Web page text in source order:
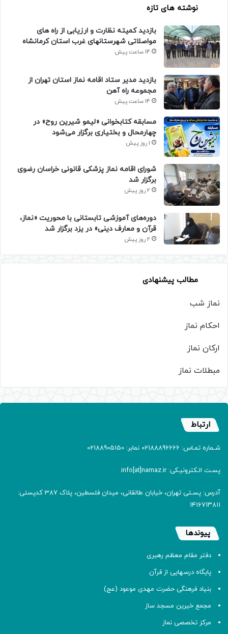
نوشته های تازه
بازدید کمیته نظارت و ارزیابی از راه های
مواصلاتی شهرستانهای غرب استان کرمانشاه
14 ساعت پیش
بازدید مدیر ستاد اقامه نماز استان تهران از
مجموعه راه آهن
14 ساعت پیش
مسابقه کتابخوانی «لیمو شیرین روح» در
چهارمحال و بختیاری برگزار می‌شود
1 روز پیش
شورای اقامه نماز پزشکی قانونی خراسان رضوی
برگزار شد
2 روز پیش
دوره‌های آموزشی تابستانی با محوریت «نماز،
قرآن و معارف دینی» در یزد برگزار شد
2 روز پیش
مطالب پیشنهادی
نماز شب
احکام نماز
ارکان نماز
مبطلات نماز
ارتباط
شـماره تمـاس: 02188896666 نمابر: 02188905150
پسـت الـکترونیـکی: info[at]namaz.ir
آدرس: پسـتی تهران، خیابان طالقانی، میدان فلسطین، پلاک 387 کدپستی:
۱۴۱۶۷۱۳۸۱۱
پیوندها
دفتر مقام معظم رهبری
پایگاه درسهایی از قرآن
بنیاد فرهنگی حضرت مهدی موعود (عج)
مجمع خیرین مسجد ساز
مرکز تخصصی نماز